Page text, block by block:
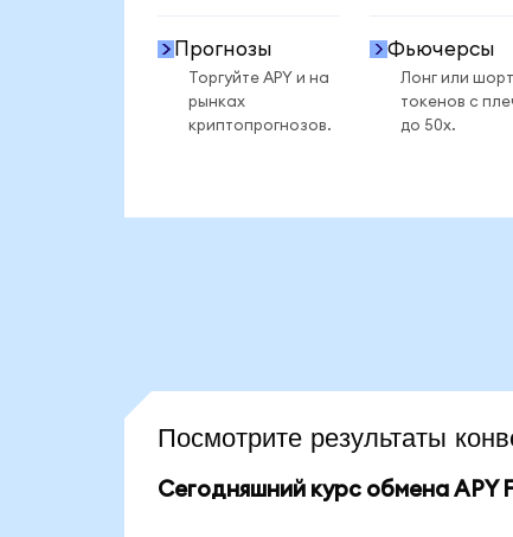
Прогнозы
Торгуйте APY и на
рынках
криптопрогнозов.
Фьючерсы
Лонг или шорт
токенов с
до 50x.
Посмотрите результаты
Сегодняшний курс обмена APY